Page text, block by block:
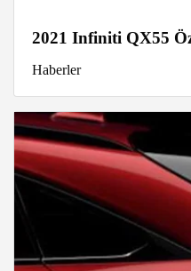
2021 Infiniti QX55
Haberler